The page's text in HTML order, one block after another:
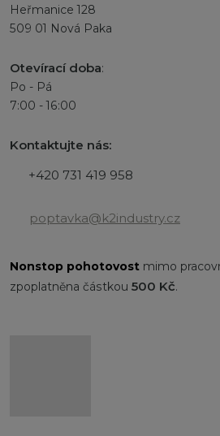
Heřmanice 128
509 01 Nová Paka
Otevírací doba:
Po - Pá
7:00 - 16:00
Kontaktujte nás:
+420 731 419 958
poptavka@k2industry.cz
Nonstop pohotovost mimo
zpoplatněna částkou 500 Kč.